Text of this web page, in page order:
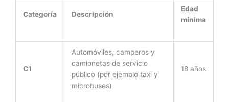
Categoría Descripción
Edad
mínima
C1
Automóviles, camperos y
camionetas de servicio
público (por ejemplo taxi y
microbuses)
18 años